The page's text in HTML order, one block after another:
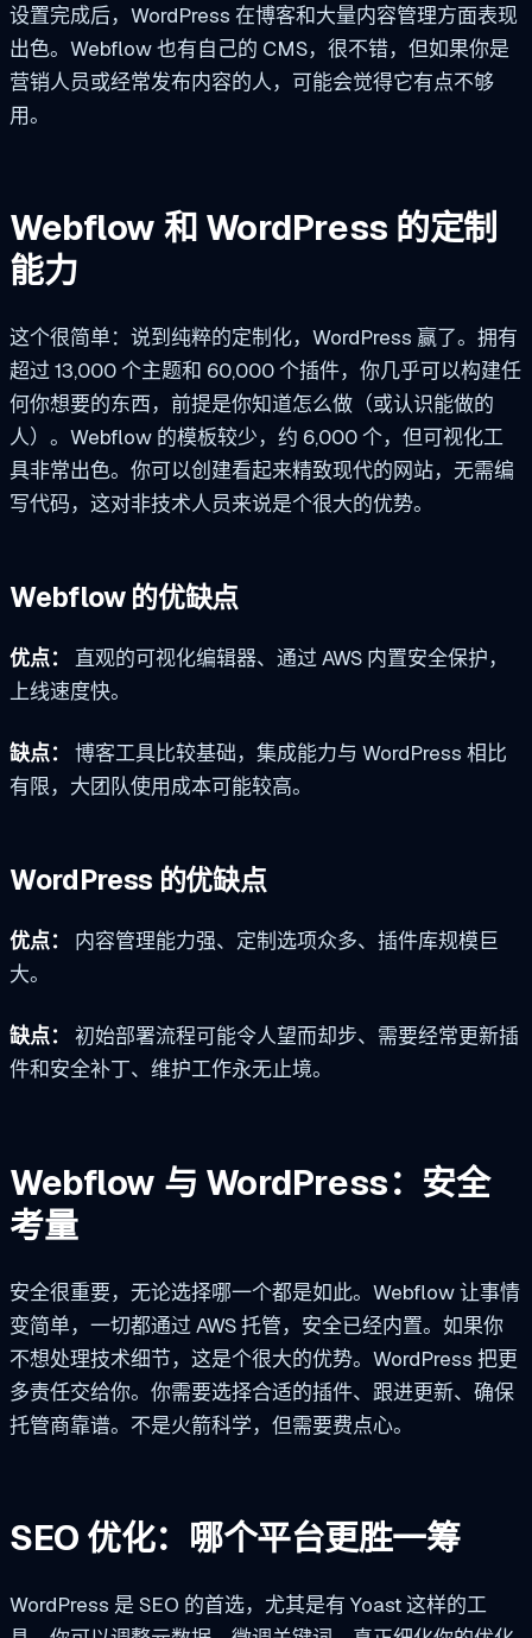
设置完成后，WordPress 在博客和大量内容管理方面表现
出色。Webflow 也有自己的 CMS，很不错，但如果你是
营销人员或经常发布内容的人，可能会觉得它有点不够
用。
Webflow 和 WordPress 的定制
能力
这个很简单：说到纯粹的定制化，WordPress 赢了。拥有
超过 13,000 个主题和 60,000 个插件，你几乎可以构建任
何你想要的东西，前提是你知道怎么做（或认识能做的
人）。Webflow 的模板较少，约 6,000 个，但可视化工
具非常出色。你可以创建看起来精致现代的网站，无需编
写代码，这对非技术人员来说是个很大的优势。
Webflow 的优缺点
优点：
直观的可视化编辑器、通过 AWS 内置安全保护，
上线速度快。
缺点：
博客工具比较基础，集成能力与 WordPress 相比
有限，大团队使用成本可能较高。
WordPress 的优缺点
优点：
内容管理能力强、定制选项众多、插件库规模巨
大。
缺点： 初始部署流程可能令人望而却步、需要经常更新插
件和安全补丁、维护工作永无止境。
Webflow 与 WordPress：安全
考量
安全很重要，无论选择哪一个都是如此。Webflow 让事情
变简单，一切都通过 AWS 托管，安全已经内置。如果你
不想处理技术细节，这是个很大的优势。WordPress 把更
多责任交给你。你需要选择合适的插件、跟进更新、确保
托管商靠谱。不是火箭科学，但需要费点心。
SEO 优化：哪个平台更胜一筹
WordPress 是 SEO 的首选，尤其是有 Yoast 这样的工